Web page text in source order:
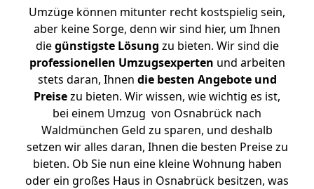
Umzüge können mitunter recht kostspielig sein,
aber keine Sorge, denn wir sind hier, um Ihnen
diegünstigste Lösung zu bieten. Wir sind die
professionellen Umzugsexperten und arbeiten
stets daran, Ihnen die besten Angebote und
Preisezu bieten. Wir wissen, wie wichtig es ist,
bei einem Umzug von Osnabrück nach
Waldmünchen Geld zu sparen, und deshalb
setzen wir alles daran, Ihnen die besten Preise zu
bieten. Ob Sie nun eine kleine Wohnung haben
oder ein großes Haus in Osnabrück besitzen, was